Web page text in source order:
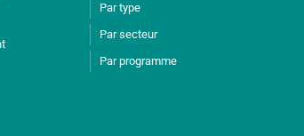
Par type
Par secteur
Par programme